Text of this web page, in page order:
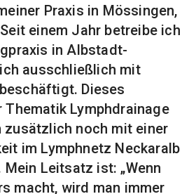
Praxis in Mössingen,
einem Jahr betreibe ich
in Albstadt-
ausschließlich mit
Dieses
Thematik Lymphdrainage
zusätzlich noch mit einer
im Lymphnetz Neckaralb
Mein Leitsatz ist: „Wenn
macht, wird man immer